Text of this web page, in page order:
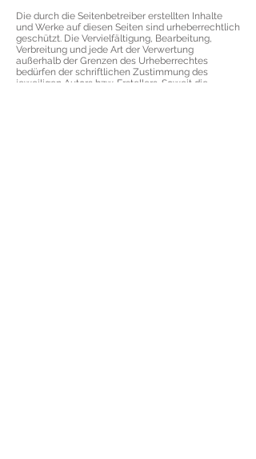
Die durch die Seitenbetreiber erstellten Inhalte
und Werke auf diesen Seiten sind urheberrechtlich
geschützt. Die Vervielfältigung, Bearbeitung,
Verbreitung und jede Art der Verwertung
außerhalb der Grenzen des Urheberrechtes
bedürfen der schriftlichen Zustimmung des
jeweiligen Autors bzw. Erstellers. Soweit die